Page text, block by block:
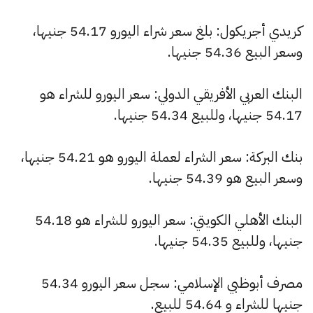
كريدي أجريكول: بلغ سعر شراء اليورو 54.17 جنيها،
وسعر البيع 54.36 جنيها.
البنك العربي الأفريقي الدولي: سعر اليورو للشراء هو
54.17 جنيها، وللبيع 54.34 جنيها.
بنك البركة: سعر الشراء لعملة اليورو هو 54.21 جنيها،
وسعر البيع هو 54.39 جنيها.
البنك الأهلي الكويتي: سعر اليورو للشراء هو 54.18
جنيها، وللبيع 54.35 جنيها.
مصرف أبوظبي الإسلامي: سجل سعر اليورو 54.34
جنيها للشراء و 54.64 للبيع.